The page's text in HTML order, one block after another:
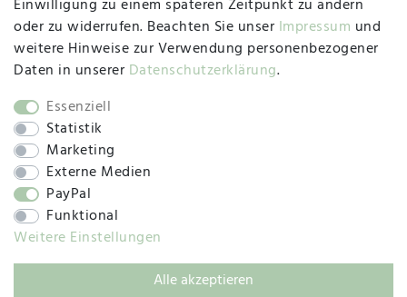
09:00 Uhr bis 13:00 Uhr
Mittwoch
09:00 Uhr bis 12:00 Uhr
SOCIAL
Einwilligung zu einem späteren Zeitpunkt zu ändern
oder zu widerrufen. Beachten Sie unser Impressum und
weitere Hinweise zur Verwendung personenbezogener
Daten in unserer Daten­schutz­erklärung.
Essenziell
Statistik
Marketing
Externe Medien
PayPal
Funktional
Weitere Einstellungen
Alle akzeptieren